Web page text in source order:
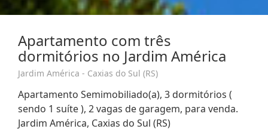
Apartamento com três
dormitórios no Jardim América
Jardim América - Caxias do Sul (RS)
Apartamento Semimobiliado(a), 3 dormitórios (
sendo 1 suíte ), 2 vagas de garagem, para venda.
Jardim América, Caxias do Sul (RS)